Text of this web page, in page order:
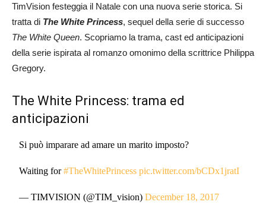
TimVision festeggia il Natale con una nuova serie storica. Si
tratta di The White Princess, sequel della serie di successo
The White Queen. Scopriamo la trama, cast ed anticipazioni
della serie ispirata al romanzo omonimo della scrittrice Philippa
Gregory.
The White Princess: trama ed
anticipazioni
Si può imparare ad amare un marito imposto?
Waiting for#TheWhitePrincess pic.twitter.com/bCDx1jratI
— TIMVISION (@TIM_vision)December 18, 2017